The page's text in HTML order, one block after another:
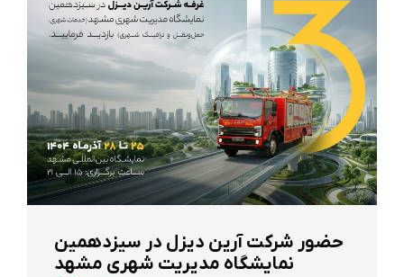
حضور شرکت آرین ‌دیزل در سیزدهمین
نمایشگاه مدیریت شهری مشهد